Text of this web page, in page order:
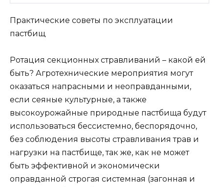
Практические советы по эксплуатации
пастбищ
Ротация секционных стравливаний – какой ей
быть? Агротехнические мероприятия могут
оказаться напрасными и неоправданными,
если сеяные культурные, а также
высокоурожайные природные пастбища будут
использоваться бессистемно, беспорядочно,
без соблюдения высоты стравливания трав и
нагрузки на пастбище, так же, как не может
быть эффективной и экономически
оправданной строгая системная (загонная и